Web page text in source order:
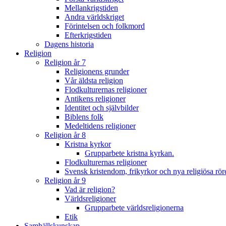
Mellankrigstiden
Andra världskriget
Förintelsen och folkmord
Efterkrigstiden
Dagens historia
Religion
Religion år 7
Religionens grunder
Vår äldsta religion
Flodkulturernas religioner
Antikens religioner
Identitet och självbilder
Biblens folk
Medeltidens religioner
Religion år 8
Kristna kyrkor
Grupparbete kristna kyrkan.
Flodkulturernas religioner
Svensk kristendom, frikyrkor och nya religiösa
Religion år 9
Vad är religion?
Världsreligioner
Grupparbete världsreligionerna
Etik